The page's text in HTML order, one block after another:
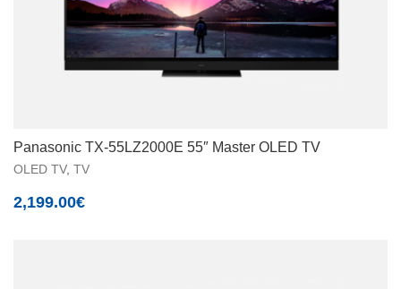
Panasonic TX-55LZ2000E 55″ Master OLED TV
OLED TV, TV
2,199.00€